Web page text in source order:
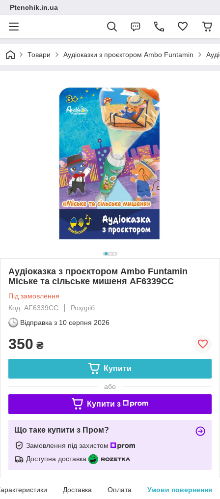
Ptenchik.in.ua
Товари Аудіоказки з проєктором Ambo Funtamin
Аудіоказка з проєктором Ambo Funtamin
Міське та сільське мишеня AF6339CC
Під замовлення
Код: AF6339CC
Роздріб
Відправка з 10 серпня 2026
350 ₴
Купити
або
Купити з
Що таке купити з Пром?
Замовлення під захистом
Доступна доставка
Доставка Оплата Умови повернення